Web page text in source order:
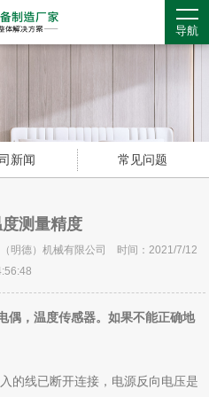
导航
新闻 常见问题
测量精度
明德）机械有限公司 时间：2021/7/12
偶，温度传感器。如果不能正确地
线已断开连接，电源反向电压是